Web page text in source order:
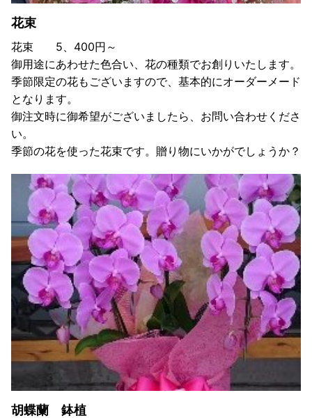
花束
花束 5、400円～
御用途にあわせた色合い、花の種類でお創りいたします。
季節限定の花もございますので、基本的にオーダーメード
となります。
御注文時に御希望がございましたら、お問い合わせくださ
い。
季節の花を使った花束です。贈り物にいかがでしょうか？
胡蝶蘭 鉢植